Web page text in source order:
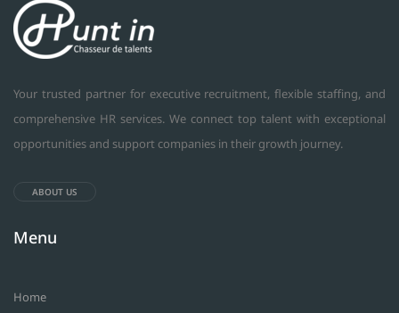
Your trusted partner for executive recruitment, flexible staffing, and
comprehensive HR services. We connect top talent with exceptional
opportunities and support companies in their growth journey.
ABOUT US
Menu
Home